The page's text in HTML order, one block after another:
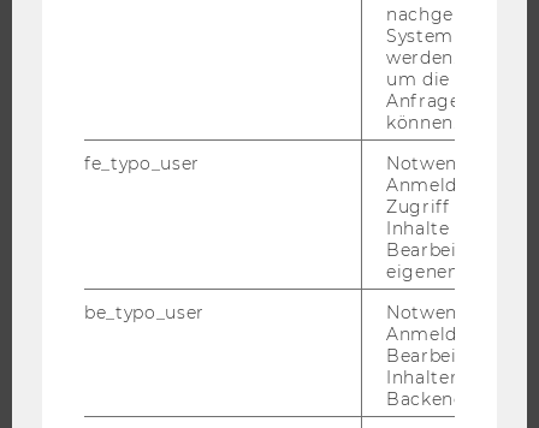
ÜBER DIE WU
ORGANISATION
EVENTS ARCHIV
nachgelagerten
System
werden.
um die Antwort
Anfrage
können.
fe_typo_user
Notwendig für
Anmeldung und
Zugriff auf
Inhalte oder zur
Bearbeitung des
eigenen Profils.
be_typo_user
Notwendig für
Anmeldung und
Bearbeitung von
Inhalten im
Backend.